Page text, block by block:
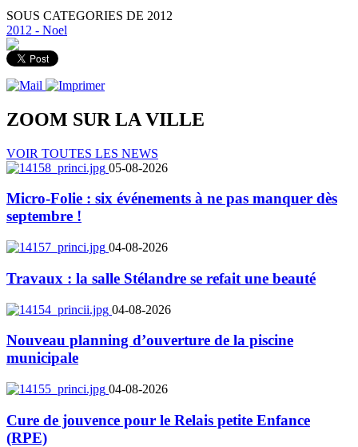
SOUS CATEGORIES DE 2012
2012 - Noel
ZOOM SUR LA VILLE
VOIR TOUTES LES NEWS
05-08-2026
Micro-Folie : six événements à ne pas manquer dès
septembre !
04-08-2026
Travaux : la salle Stélandre se refait une beauté
04-08-2026
Nouveau planning d’ouverture de la piscine
municipale
04-08-2026
Cure de jouvence pour le Relais petite Enfance
(RPE)